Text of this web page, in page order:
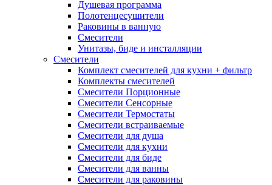
Душевая программа
Полотенцесушители
Раковины в ванную
Смесители
Унитазы, биде и инсталляции
Смесители
Комплект смесителей для кухни + фильтр
Комплекты смесителей
Смесители Порционные
Смесители Сенсорные
Смесители Термостаты
Смесители встраиваемые
Смесители для душа
Смесители для кухни
Смесители для биде
Смесители для ванны
Смесители для раковины